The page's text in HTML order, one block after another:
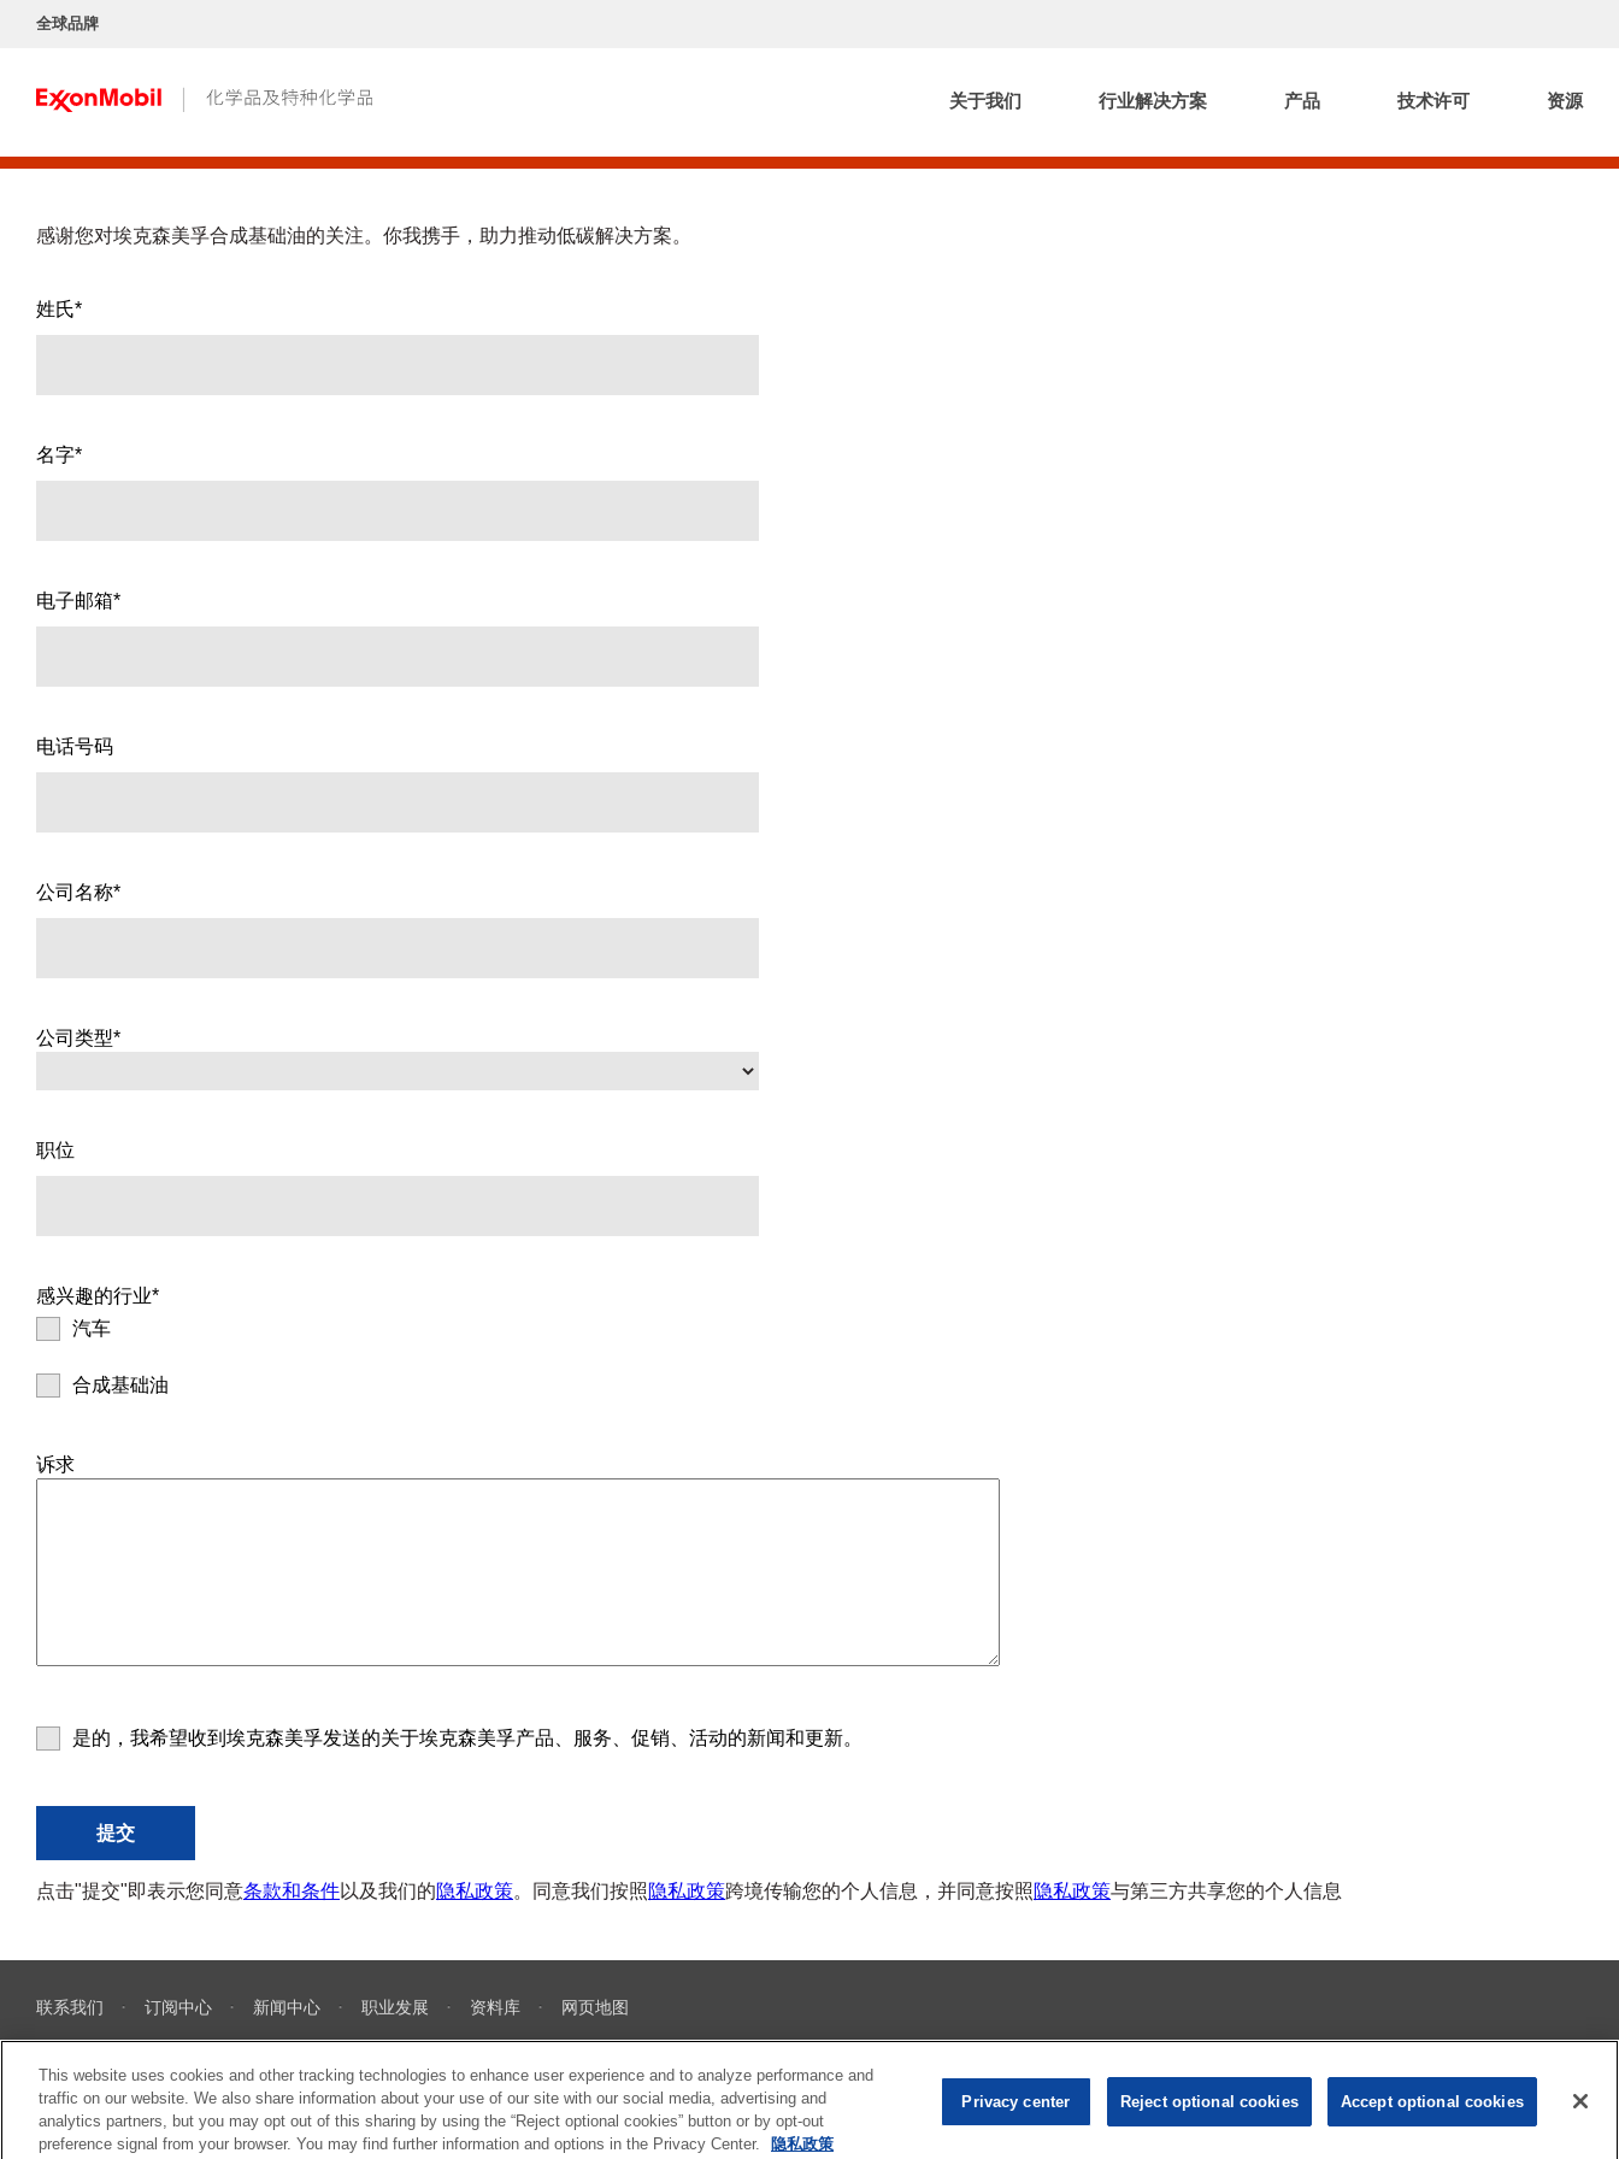
全球品牌
关于我们 行业解决方案 产品 技术许可 资源
感谢您对埃克森美孚合成基础油的关注。你我携手，助力推动低碳解决方案。
姓氏*
名字*
电子邮箱*
电话号码
公司名称*
公司类型*
职位
感兴趣的行业*
汽车
合成基础油
诉求
是的，我希望收到埃克森美孚发送的关于埃克森美孚产品、服务、促销、活动的新闻和更新。
点击"提交"即表示您同意条款和条件以及我们的隐私政策。同意我们按照隐私政策跨境传输您的个人信息，并同意按照隐私政策与第三方共享您的个人信息
联系我们 订阅中心 新闻中心 职业发展 资料库 网页地图
隐私中心 隐私条款
条款与条件
This website uses cookies and other tracking technologies to enhance user experience and to analyze performance and
traffic on our website. We also share information about your use of our site with our social media, advertising and
analytics partners, but you may opt out of this sharing by using the “Reject optional cookies” button or by opt-out
preference signal from your browser. You may find further information and options in the Privacy Center.
隐私政策
Privacy center Reject optional cookies Accept optional cookies